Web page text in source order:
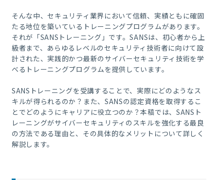
そんな中、セキュリティ業界において信頼、実績ともに確固
たる地位を築いているトレーニングプログラムがあります。
それが「SANSトレーニング」です。SANSは、初心者から上
級者まで、あらゆるレベルのセキュリティ技術者に向けて設
計された、実践的かつ最新のサイバーセキュリティ技術を学
べるトレーニングプログラムを提供しています。
SANSトレーニングを受講することで、実際にどのようなス
キルが得られるのか？また、SANSの認定資格を取得するこ
とでどのようにキャリアに役立つのか？本稿では、SANSト
レーニングがサイバーセキュリティのスキルを強化する最良
の方法である理由と、その具体的なメリットについて詳しく
解説します。